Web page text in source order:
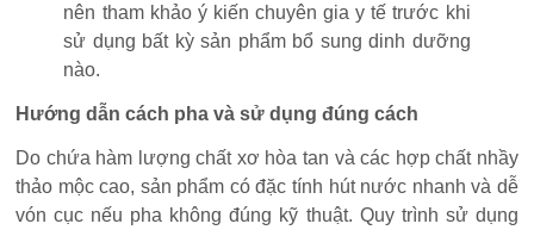
nên tham khảo ý kiến chuyên gia y tế trước khi
sử dụng bất kỳ sản phẩm bổ sung dinh dưỡng
nào.
Hướng dẫn cách pha và sử dụng đúng cách
Do chứa hàm lượng chất xơ hòa tan và các hợp chất nhầy
thảo mộc cao, sản phẩm có đặc tính hút nước nhanh và dễ
vón cục nếu pha không đúng kỹ thuật. Quy trình sử dụng